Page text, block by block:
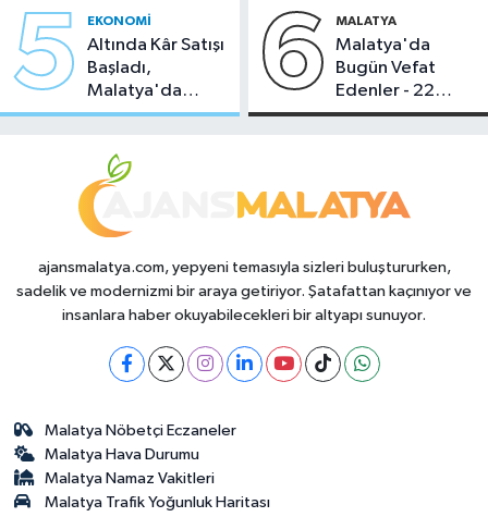
5 EKONOMI
Altında Kâr Satışı
Başladı,
Malatya'da
Makas Ne
6 MALATYA
Malatya'da
Bugün Vefat
Edenler - 22
Temmuz 2026
ajansmalatya.com, yepyeni temasıyla sizleri buluştururken,
sadelik ve modernizmi bir araya getiriyor. Şatafattan kaçınıyor ve
insanlara haber okuyabilecekleri bir altyapı sunuyor.
Malatya Nöbetçi Eczaneler
Malatya Hava Durumu
Malatya Namaz Vakitleri
Malatya Trafik Yoğunluk Haritası